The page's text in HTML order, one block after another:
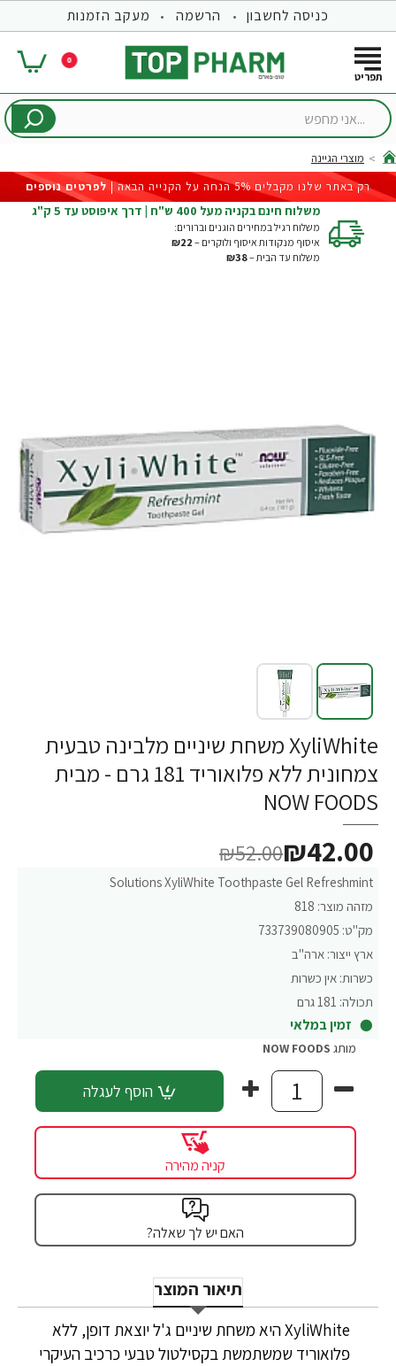
כניסה לחשבון הרשמה מעקב הזמנות
0
...אני
home
מוצרי הגיינה
רק באתר שלנו מקבלים 5% הנחה על הקנייה הבאה |
לפרטים נוספים
משלוח חינם בקניה מעל 400 ש"ח | דרך איפוסט עד 5 ק"ג
משלוח רגיל במחירים הוגנים וברורים:
איסוף מנקודות איסוף ולוקרים – ₪22
משלוח עד הבית –₪38
XyliWhite משחת שיניים מלבינה טבעית
צמחונית ללא פלואוריד 181 גרם - מבית
NOW FOODS
Solutions XyliWhite Toothpaste Gel Refreshmint
מזהה מוצר: 818
מק"ט: 733739080905
ארץ ייצור: ארה"ב
כשרות: אין כשרות
תכולה: 181 גרם
זמין במלאי
₪42.00
₪52.00
מותג NOW FOODS
הוסף לעגלה
קניה מהירה
האם יש לך שאלה?
תיאור המוצר
XyliWhite היא משחת שיניים ג'ל יוצאת דופן, ללא
פלואוריד שמשתמשת בקסילטול טבעי כרכיב העיקרי